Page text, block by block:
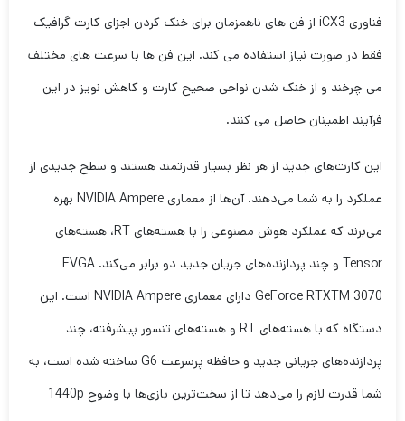
فناوری iCX3 از فن های ناهمزمان برای خنک کردن اجزای کارت گرافیک
فقط در صورت نیاز استفاده می کند. این فن ها با سرعت های مختلف
می چرخند و از خنک شدن نواحی صحیح کارت و کاهش نویز در این
فرآیند اطمینان حاصل می کنند.
این کارت‌های جدید از هر نظر بسیار قدرتمند هستند و سطح جدیدی از
عملکرد را به شما می‌دهند. آن‌ها از معماری NVIDIA Ampere بهره
می‌برند که عملکرد هوش مصنوعی را با هسته‌های RT، هسته‌های
Tensor و چند پردازنده‌های جریان جدید دو برابر می‌کند. EVGA
GeForce RTXTM 3070 دارای معماری NVIDIA Ampere است. این
دستگاه که با هسته‌های RT و هسته‌های تنسور پیشرفته، چند
پردازنده‌های جریانی جدید و حافظه پرسرعت G6 ساخته شده است، به
شما قدرت لازم را می‌دهد تا از سخت‌ترین بازی‌ها با وضوح 1440p